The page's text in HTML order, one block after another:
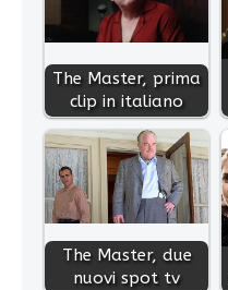
The Master, prima
clip in italiano
The Master, due
nuovi spot tv